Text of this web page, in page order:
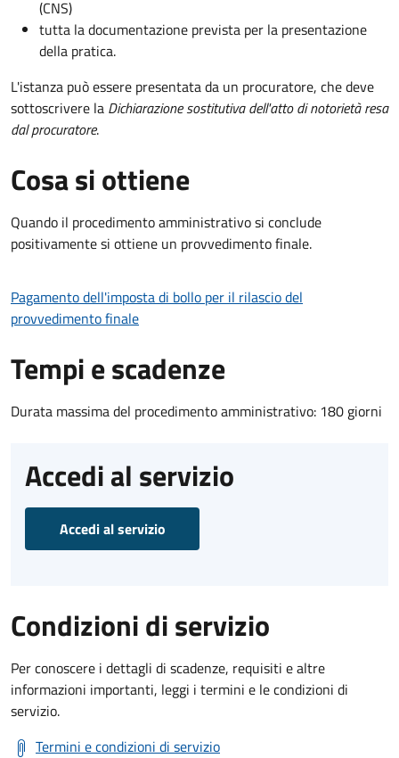
(CNS)
tutta la documentazione prevista per la presentazione
della pratica.
L'istanza può essere presentata da un procuratore, che deve
sottoscrivere la Dichiarazione sostitutiva dell'atto di notorietà resa
dal procuratore.
Cosa si ottiene
Quando il procedimento amministrativo si conclude
positivamente si ottiene un provvedimento finale.
Pagamento dell'imposta di bollo per il rilascio del
provvedimento finale
Tempi e scadenze
Durata massima del procedimento amministrativo: 180 giorni
Accedi al servizio
Accedi al servizio
Condizioni di servizio
Per conoscere i dettagli di scadenze, requisiti e altre
informazioni importanti, leggi i termini e le condizioni di
servizio.
Termini e condizioni di servizio